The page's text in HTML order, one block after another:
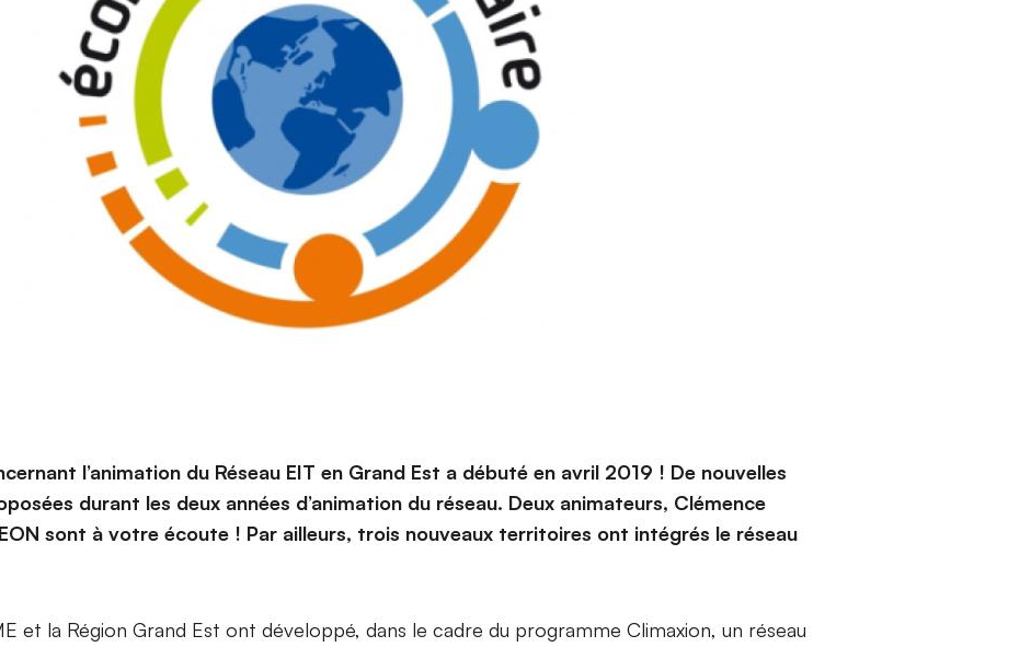
l’animation du Réseau EIT en Grand Est a débuté en avril 2019 ! De nouvelles
durant les deux années d’animation du réseau. Deux animateurs, Clémence
sont à votre écoute ! Par ailleurs, trois nouveaux territoires ont intégrés le réseau
et la Région Grand Est ont développé, dans le cadre du programme Climaxion, un réseau